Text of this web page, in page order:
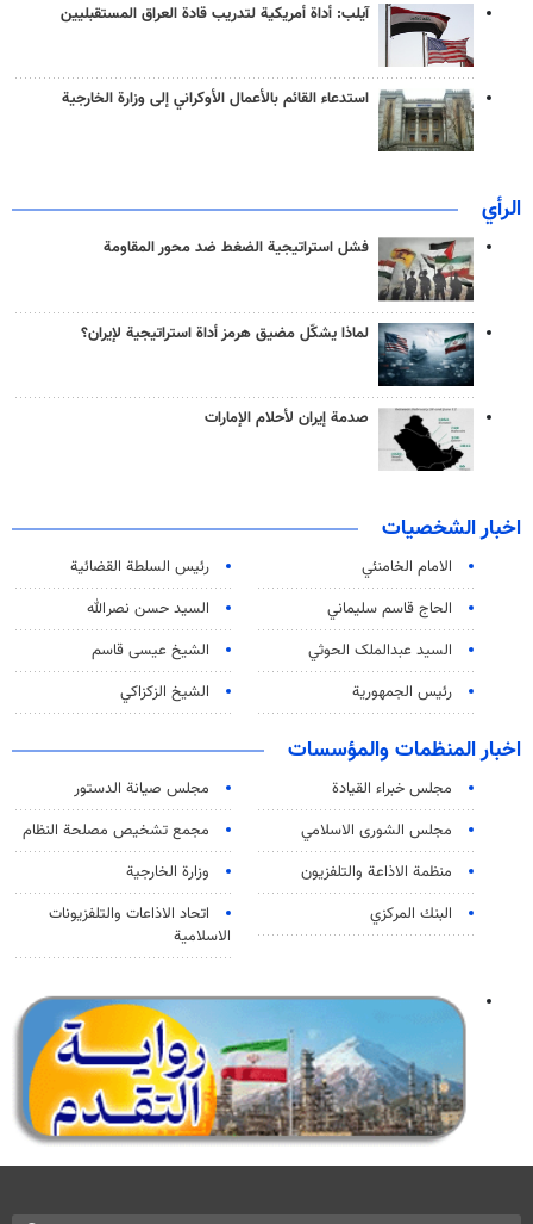
آيلب: أداة أمريكية لتدريب قادة العراق المستقبليين
استدعاء القائم بالأعمال الأوكراني إلى وزارة الخارجية
الرأي
فشل استراتيجية الضغط ضد محور المقاومة
لماذا يشكّل مضيق هرمز أداة استراتيجية لإيران؟
صدمة إيران لأحلام الإمارات
اخبار الشخصيات
الامام الخامنئي
رئیس السلطة القضائیة
الحاج قاسم سليماني
السيد حسن نصرالله
السید عبدالملک الحوثي
الشيخ عيسى قاسم
رئيس الجمهورية
الشيخ الزكزاكي
اخبار المنظمات والمؤسسات
مجلس خبراء القيادة
مجلس صيانة الدستور
مجلس الشورى الاسلامي
مجمع تشخيص مصلحة النظام
منظمة الاذاعة والتلفزیون
وزارة الخارجية
البنك المركزي
اتحاد الاذاعات والتلفزيونات
الاسلامية